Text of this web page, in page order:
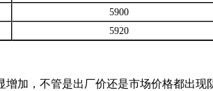
5900
5920
，不管是出厂价还是市场价格都出现